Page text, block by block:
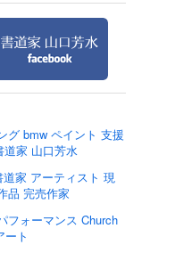
グ bmw ペイント 支援
道家 山口芳水
家 アーティスト 現
品 完売作家
フォーマンス Church
ート